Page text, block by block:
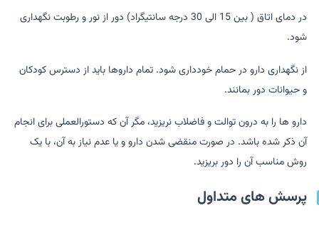
در دمای اتاق ( بین 15 الی 30 درجه سانتیگراد) دور از نور و رطوبت نگهداری
شود.
از نگهداری دارو در حمام خودداری شود. تمام داروها باید از دسترس کودکان
و حیوانات دور بمانند.
دارو ها را به درون توالت و فاضلاب نریزید، مگر آن که دستورالعملی برای انجام
آن ذکر شده باشد. در صورت منقضی شدن دارو و یا عدم نیاز به آن، با یک
روش مناسب آن را دور بریزید.
پرسش های متداول